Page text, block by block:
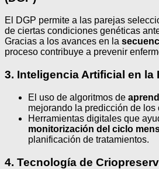
El DGP permite a las parejas
de ciertas condiciones genéticas
Gracias a los avances en la
proceso contribuye a prevenir
3. Inteligencia Artificial en la
El uso de algoritmos de
mejorando la predicción de los
Herramientas digitales que
monitorización del ciclo
planificación de tratamientos.
4. Tecnología de